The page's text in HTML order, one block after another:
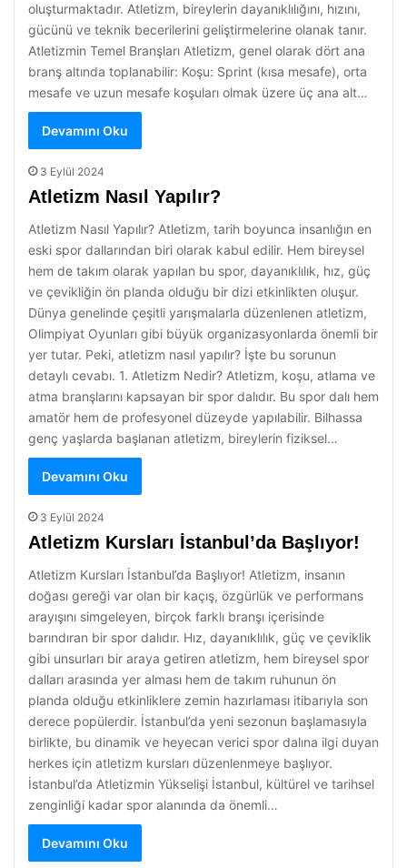
oluşturmaktadır. Atletizm, bireylerin dayanıklılığını, hızını,
gücünü ve teknik becerilerini geliştirmelerine olanak tanır.
Atletizmin Temel Branşları Atletizm, genel olarak dört ana
branş altında toplanabilir: Koşu: Sprint (kısa mesafe), orta
mesafe ve uzun mesafe koşuları olmak üzere üç ana alt…
Devamını Oku
3 Eylül 2024
Atletizm Nasıl Yapılır?
Atletizm Nasıl Yapılır? Atletizm, tarih boyunca insanlığın en
eski spor dallarından biri olarak kabul edilir. Hem bireysel
hem de takım olarak yapılan bu spor, dayanıklılık, hız, güç
ve çevikliğin ön planda olduğu bir dizi etkinlikten oluşur.
Dünya genelinde çeşitli yarışmalarla düzenlenen atletizm,
Olimpiyat Oyunları gibi büyük organizasyonlarda önemli bir
yer tutar. Peki, atletizm nasıl yapılır? İşte bu sorunun
detaylı cevabı. 1. Atletizm Nedir? Atletizm, koşu, atlama ve
atma branşlarını kapsayan bir spor dalıdır. Bu spor dalı hem
amatör hem de profesyonel düzeyde yapılabilir. Bilhassa
genç yaşlarda başlanan atletizm, bireylerin fiziksel…
Devamını Oku
3 Eylül 2024
Atletizm Kursları İstanbul’da Başlıyor!
Atletizm Kursları İstanbul’da Başlıyor! Atletizm, insanın
doğası gereği var olan bir kaçış, özgürlük ve performans
arayışını simgeleyen, birçok farklı branşı içerisinde
barındıran bir spor dalıdır. Hız, dayanıklılık, güç ve çeviklik
gibi unsurları bir araya getiren atletizm, hem bireysel spor
dalları arasında yer alması hem de takım ruhunun ön
planda olduğu etkinliklere zemin hazırlaması itibarıyla son
derece popülerdir. İstanbul’da yeni sezonun başlamasıyla
birlikte, bu dinamik ve heyecan verici spor dalına ilgi duyan
herkes için atletizm kursları düzenlenmeye başlıyor.
İstanbul’da Atletizmin Yükselişi İstanbul, kültürel ve tarihsel
zenginliği kadar spor alanında da önemli…
Devamını Oku